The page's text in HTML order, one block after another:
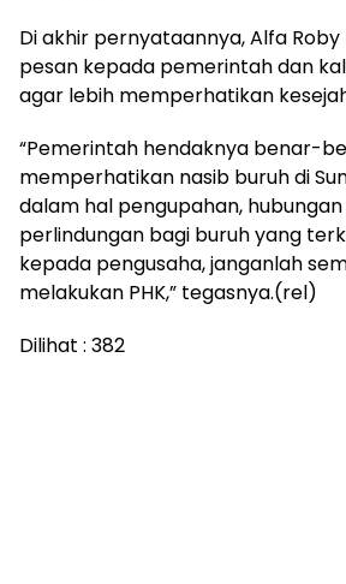
Di akhir pernyataannya, Alfa
pesan kepada pemerintah dan
agar lebih memperhatikan
“Pemerintah hendaknya benar-
memperhatikan nasib buruh di
dalam hal pengupahan,
perlindungan bagi buruh yang
kepada pengusaha, janganlah
melakukan PHK,” tegasnya.(rel)
Dilihat : 382